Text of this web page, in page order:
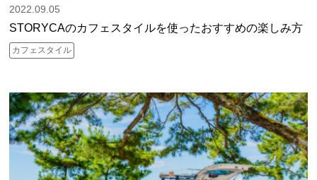
2022.09.05
STORYCAのカフェスタイルを使ったおすすめの楽しみ方
カフェスタイル